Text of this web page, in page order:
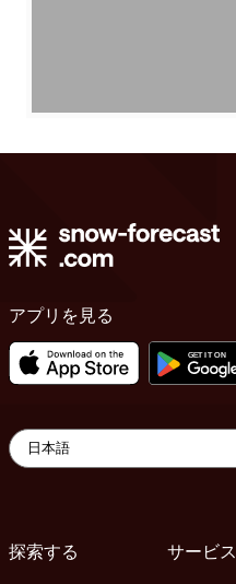
アプリを見る
探索する
サービス